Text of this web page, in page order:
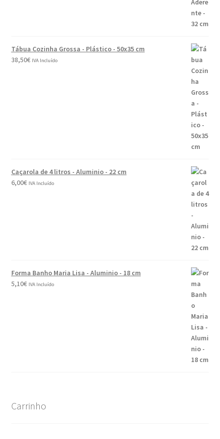
Tábua Cozinha Grossa - Plástico - 50x35 cm
38,50€ IVA Incluído
Caçarola de 4 litros - Aluminio - 22 cm
6,00€ IVA Incluído
Forma Banho Maria Lisa - Aluminio - 18 cm
5,10€ IVA Incluído
Carrinho